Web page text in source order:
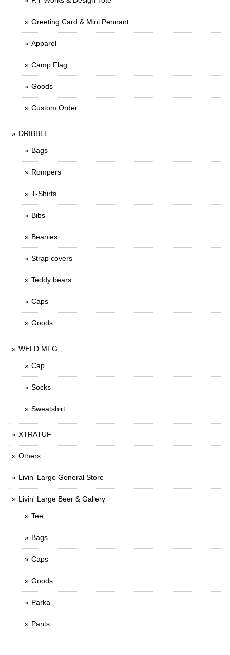
Greeting Card & Mini Pennant
Apparel
Camp Flag
Goods
Custom Order
DRIBBLE
Bags
Rompers
T-Shirts
Bibs
Beanies
Strap covers
Teddy bears
Caps
Goods
WELD MFG
Cap
Socks
Sweatshirt
XTRATUF
Others
Livin' Large General Store
Livin' Large Beer & Gallery
Tee
Bags
Caps
Goods
Parka
Pants